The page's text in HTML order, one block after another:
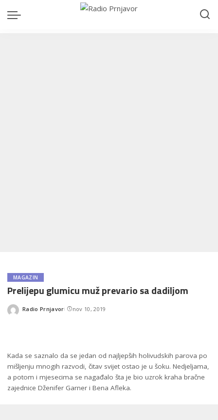
MAGAZIN
Prelijepu glumicu muž prevario sa dadiljom
Posted
Radio Prnjavor nov 10, 2019
Kada se saznalo da se jedan od najljepših holivudskih parova po
mišljenju mnogih razvodi, čitav svijet ostao je u šoku. Nedjeljama,
a potom i mjesecima se nagađalo šta je bio uzrok kraha bračne
zajednice Dženifer Garner i Bena Afleka.